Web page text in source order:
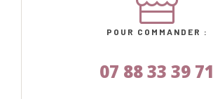
POUR COMMANDER :
07 88 33 39 71